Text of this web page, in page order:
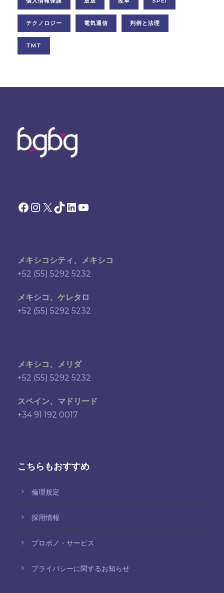
テクノロジー 電気通信 判例と法理
TMT
Facebook Instagram X TikTok LinkedIn YouTube
メキシコシティ、メキシコ
+52 (55) 5292 5232
メキシコ、ケレタロ
+52 (55) 5292 5232
メキシコ、メリダ
+52 (55) 5292 5232
スペイン、マドリード
+34 91 192 0017
こちらもおすすめ
倫理規定
採用情報
プロボノ・サービス
プライバシーに関するお知らせ